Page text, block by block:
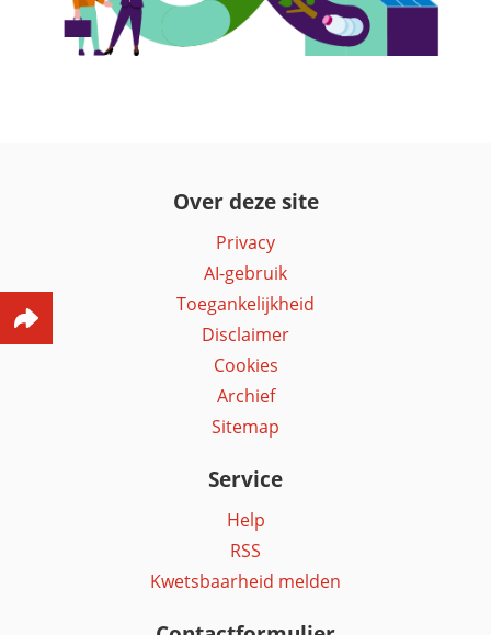
Over deze site
Privacy
AI-gebruik
Toegankelijkheid
Disclaimer
Cookies
Archief
Sitemap
Service
Help
RSS
Kwetsbaarheid melden